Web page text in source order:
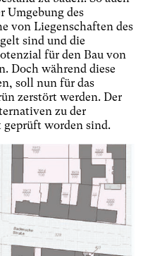
des
von Liegenschaften des
sind und die
für den Bau von
Doch während diese
soll nun für das
zerstört werden. Der
zu der
worden sind.